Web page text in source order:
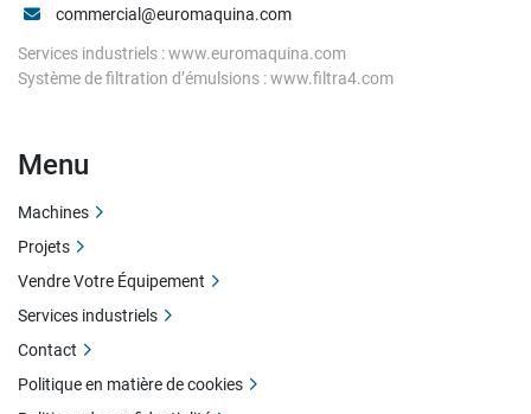
commercial@euromaquina.com
Services industriels : www.euromaquina.com
Système de filtration d’émulsions : www.filtra4.com
Menu
Machines
Projets
Vendre Votre Équipement
Services industriels
Contact
Politique en matière de cookies